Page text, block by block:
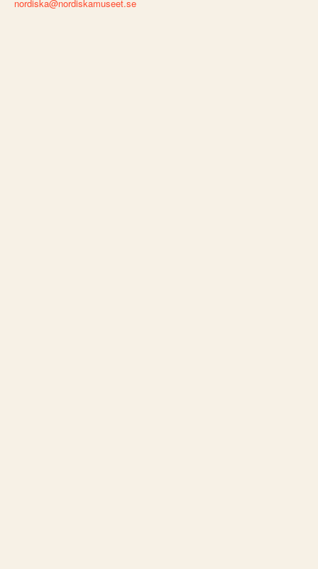
nordiska@nordiskamuseet.se